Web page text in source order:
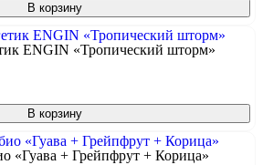
В корзину
ENGIN «Тропический шторм»
В корзину
«Гуава + Грейпфрут + Корица»